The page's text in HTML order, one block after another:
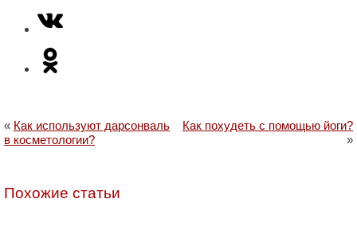
« Как используют дарсонваль
в косметологии?
Как похудеть с помощью йоги?
»
Похожие статьи